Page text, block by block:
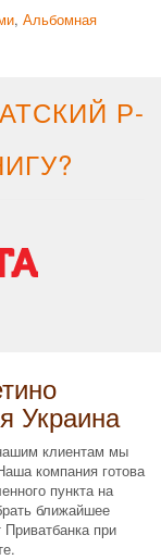
, Альбомная
Р-
Украина
клиентам мы
компания готова
пункта на
ближайшее
при